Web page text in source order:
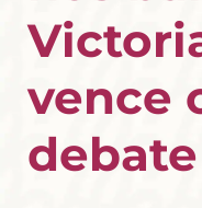
vence
debate